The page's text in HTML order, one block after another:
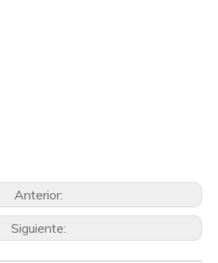
Anterior:
Siguiente: